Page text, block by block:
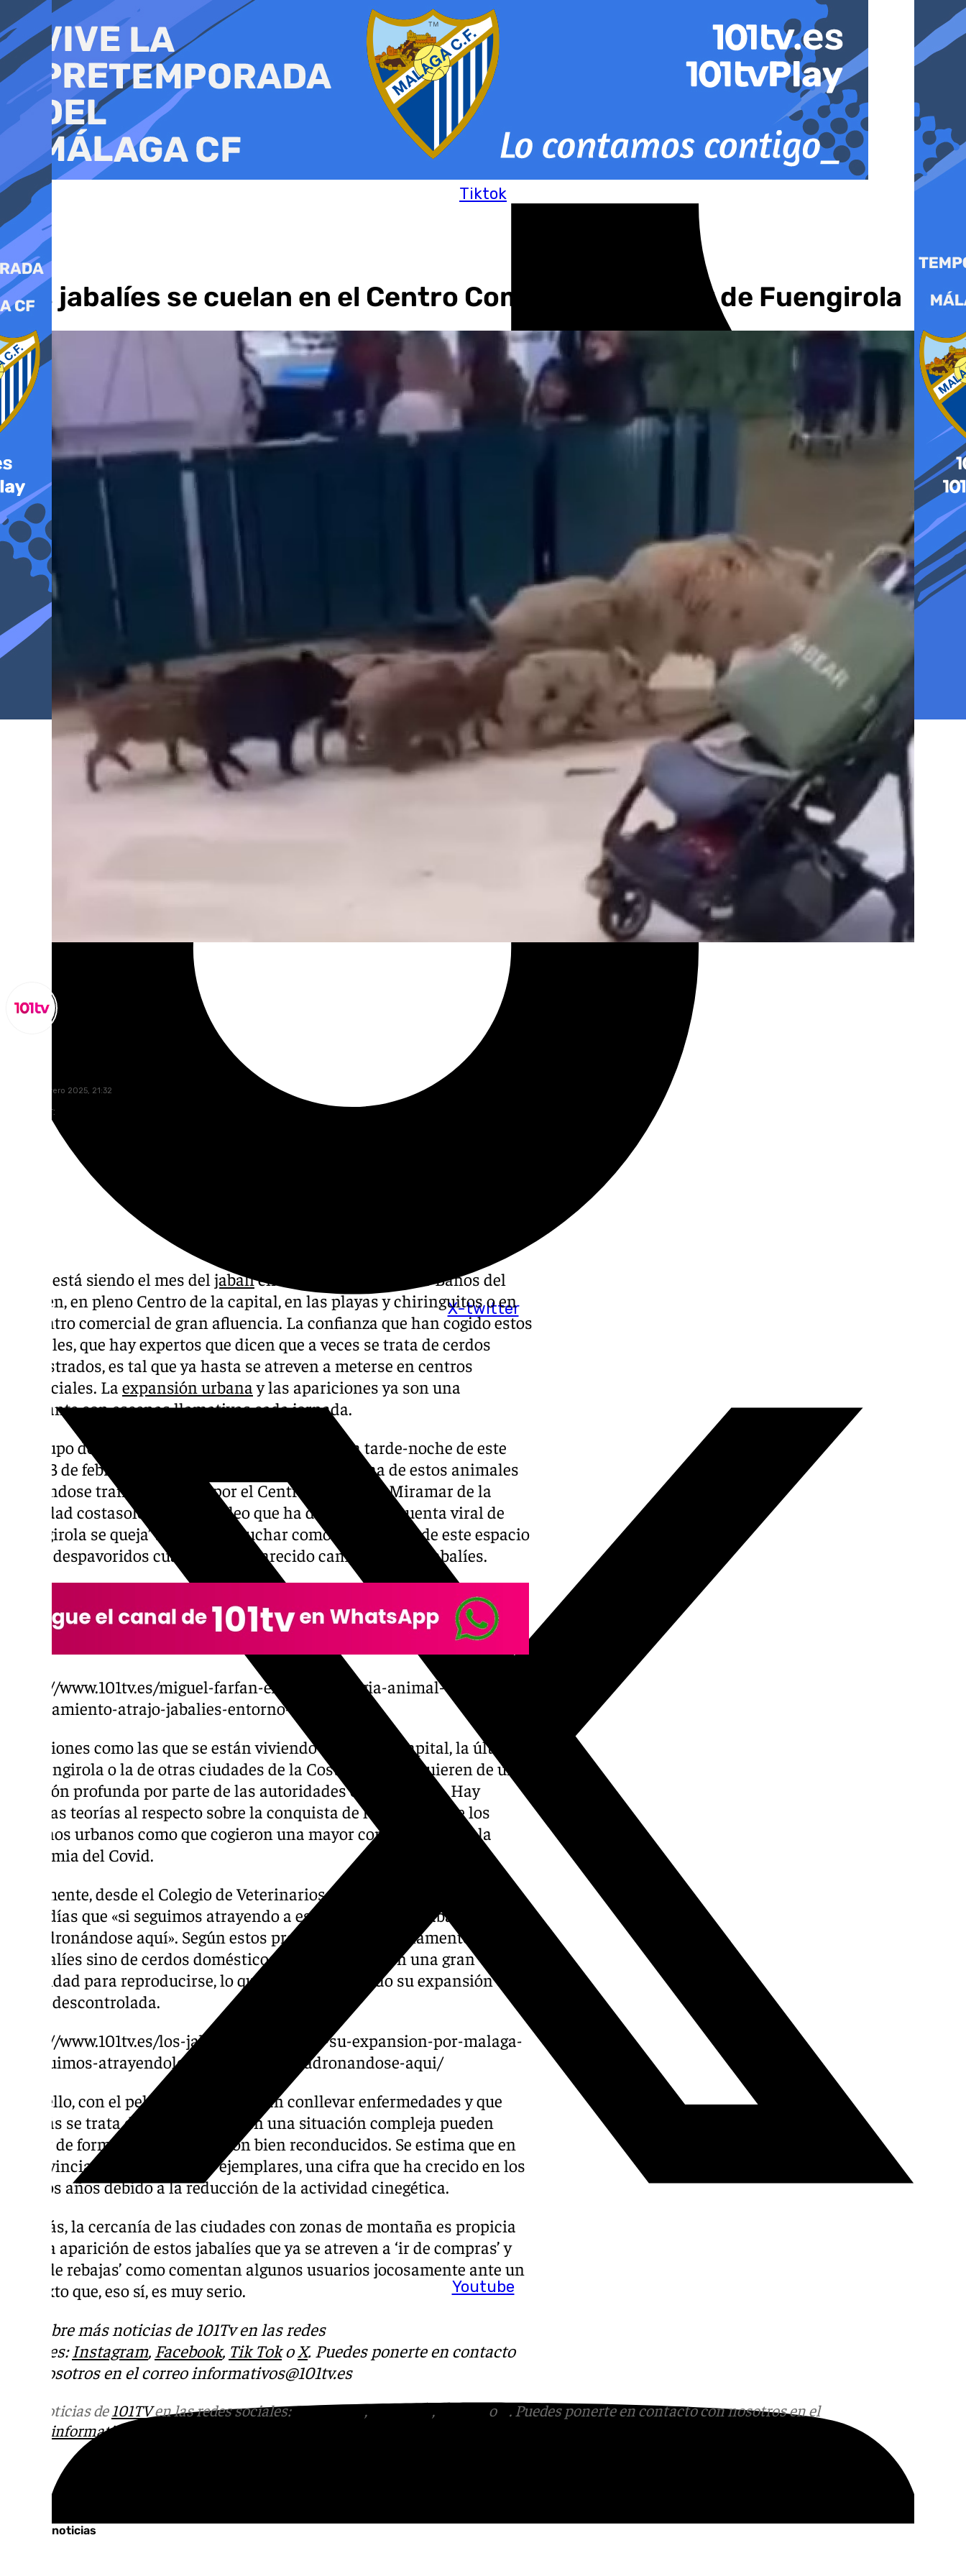
al
contenido
Tiktok
X-twitter
Youtube
Los jabalíes se cuelan en el Centro Comercial Miramar de Fuengirola
lunes, 3 febrero 2025, 21:32
Compartir:
Enero está siendo el mes del jabalíen Málaga: ya sea en los Baños del
Carmen, en pleno Centro de la capital, en las playas y chiringuitos o en
un centro comercial de gran afluencia. La confianza que han cogido estos
animales, que hay expertos que dicen que a veces se trata de cerdos
asilvestrados, es tal que ya hasta se atreven a meterse en centros
comerciales. La expansión urbana y las apariciones ya son una
constante con escenas llamativas cada jornada.
Un grupo de jabalíes ha sembrado el pánico en la tarde-noche de este
lunes 3 de febrero en Fuengirola con casi una decena de estos animales
paseándose tranquilamente por el Centro Comercial Miramar de la
localidad costasoleña. En el vídeo que ha difundido la cuenta viral de
‘Fuengirola se queja’ se puede escuchar como los clientes de este espacio
gritan despavoridos cuando han aparecido campantes los jabalíes.
https://www.101tv.es/miguel-farfan-experto-biologia-animal-
confinamiento-atrajo-jabalies-entorno-urbano/
Situaciones como las que se están viviendo en Málaga capital, la última
de Fuengirola o la de otras ciudades de la Costa del Sol requieren de una
reflexión profunda por parte de las autoridades competentes. Hay
diversas teorías al respecto sobre la conquista de los jabalíes de los
entornos urbanos como que cogieron una mayor confianza desde la
pandemia del Covid.
Igualmente, desde el Colegio de Veterinarios de Málaga se apuntaba
estos días que «si seguimos atrayendo a estos animales, acabarán
empadronándose aquí». Según estos profesionales no solamente se trata
de jabalíes sino de cerdos domésticos asilvestrados con una gran
capacidad para reproducirse, lo que está aumentando su expansión de
forma descontrolada.
https://www.101tv.es/los-jabalies-continuan-su-expansion-por-malaga-
si-seguimos-atrayendolos-acabaran-empadronandose-aqui/
Todo ello, con el peligro de que puedan conllevar enfermedades y que
además se trata de animales que en una situación compleja pueden
actuar de forma violenta si no son bien reconducidos. Se estima que en
la provincia hay unos 25.000 ejemplares, una cifra que ha crecido en los
últimos años debido a la reducción de la actividad cinegética.
Además, la cercanía de las ciudades con zonas de montaña es propicia
para la aparición de estos jabalíes que ya se atreven a ‘ir de compras’ y
‘salir de rebajas’ como comentan algunos usuarios jocosamente ante un
contexto que, eso sí, es muy serio.
Descubre más noticias de 101Tv en las redes
sociales: Instagram, Facebook, Tik Toko X. Puedes ponerte en contacto
con nosotros en el correo informativos@101tv.es
Más noticias de 101TVen las redes sociales:Instagram,Facebook,Tik TokoX. Puedes ponerte en contacto con nosotros en el
informativos@101tv.es
Últimas noticias